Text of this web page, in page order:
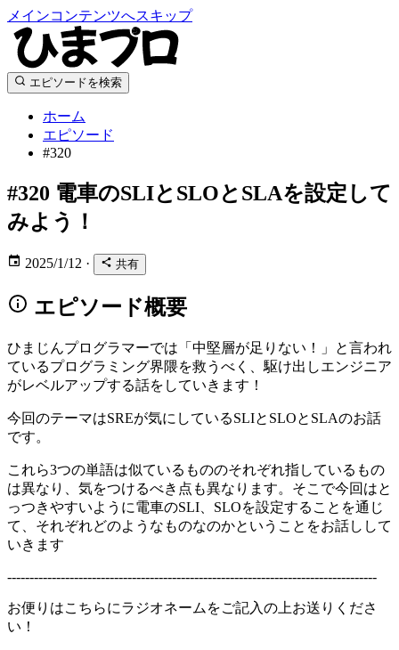
メインコンテンツへスキップ
エピソードを検索
ホーム
エピソード
#320
#320 電車のSLIとSLOとSLAを設定して
みよう！
2025/1/12 · 共有
エピソード概要
ひまじんプログラマーでは「中堅層が足りない！」と言われ
ているプログラミング界隈を救うべく、駆け出しエンジニア
がレベルアップする話をしていきます！
今回のテーマはSREが気にしているSLIとSLOとSLAのお話
です。
これら3つの単語は似ているもののそれぞれ指しているもの
は異なり、気をつけるべき点も異なります。そこで今回はと
っつきやすいように電車のSLI、SLOを設定することを通じ
て、それぞれどのようなものなのかということをお話しして
いきます
-----------------------------------------------------------------------------------
お便りはこちらにラジオネームをご記入の上お送りくださ
い！